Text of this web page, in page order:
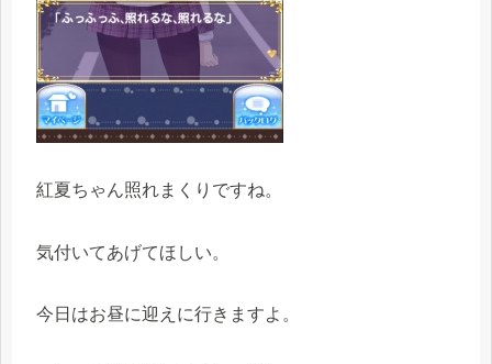
紅夏ちゃん照れまくりですね。
気付いてあげてほしい。
今日はお昼に迎えに行きますよ。